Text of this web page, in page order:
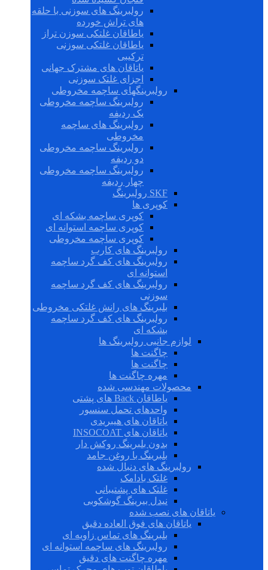
رولبرینگ های سوزنی با حلقه
های تراش خورده
یاطاقان غلتکی سوزن تراز
یاطاقان غلتکی سوزنی
ترکیبی
یاتاقان های مشترک جهانی
اجزای غلتک سوزنی
رولبرینگهای ساچمه مخروطی
رولبرینگ ساچمه مخروطی
یک ردیفه
رولبرینگ های ساچمه
مخروطی
رولبرینگ ساچمه مخروطی
دو ردیفه
رولبرینگ ساچمه مخروطی
چهار ردیفه
SKF رولبرینگ
کوپری ها
کوپری ساچمه بشکه ای
کوپری ساچمه استوانه ای
کوپری ساچمه مخروطی
رولبرینگ های کارب
رولبرینگ های کف گرد ساچمه
استوانه ای
رولبرینگ های کف گرد ساچمه
سوزنی
بلبرینگ های رانش غلتکی مخروطی
رولبرینگ های کف گرد ساچمه
بشکه ای
لوازم جانبی رولبرینگ ها
چاگنت ها
چاگنت ها
مهره چاگنت ها
محصولات مهندسی شده
یاطاقان Back های پشتی
واحدهای تحمل سنسور
یاتاقان های هیبریدی
یاتاقان های INSOCOAT
بدون بلبرینگ روکش دار
بلبرینگ با روغن جامد
رولبرینگ های دنبال شده
غلتک بادامک
غلتک های پشتیبانی
نیدل بیرینگ گوشکوبی
یاتاقان های نصب شده
یاتاقان های فوق العاده دقیق
بلبرینگ های تماس زاویه ای
رولبرینگ های ساچمه استوانه ای
مهره چاگنت های دقیق